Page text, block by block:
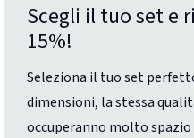
Scegli il tuo set e
15%!
Seleziona il tuo set
dimensioni, la stessa
occuperanno molto